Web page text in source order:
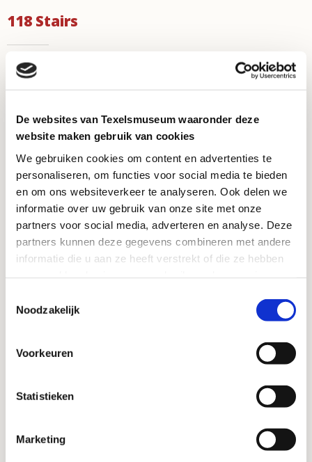
De websites van Texelsmuseum waaronder deze
website maken gebruik van cookies
We gebruiken cookies om content en advertenties te
personaliseren, om functies voor social media te bieden
en om ons websiteverkeer te analyseren. Ook delen we
informatie over uw gebruik van onze site met onze
partners voor social media, adverteren en analyse. Deze
partners kunnen deze gegevens combineren met andere
informatie die u aan ze heeft verstrekt of die ze hebben
Noodzakelijk
Voorkeuren
Statistieken
Marketing
118 Stairs
Via a winding staircase, you climb six stories of the
for climbing the lighthouse. So no flip-flops or slides.
Unfortunately, pets must stay outside.
Contact
Vuurtorenweg 184
1795 LN De Cocksdorp
info@vuurtorentexel.nl
For questions call the reception desk at Ecomare:
Stichting Texels Museum / Webdesign &